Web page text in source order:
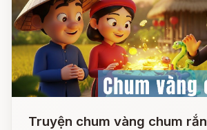
Truyện chum vàng chum rắn